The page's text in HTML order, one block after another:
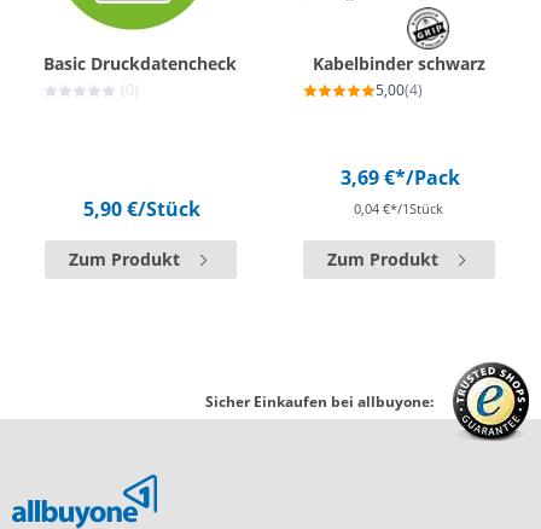
Basic Druckdatencheck
(0)
5,90 €/Stück
Zum Produkt
Kabelbinder schwarz
5,00(4)
3,69 €*/Pack
0,04 €*/1Stück
Zum Produkt
Sicher Einkaufen bei allbuyone: